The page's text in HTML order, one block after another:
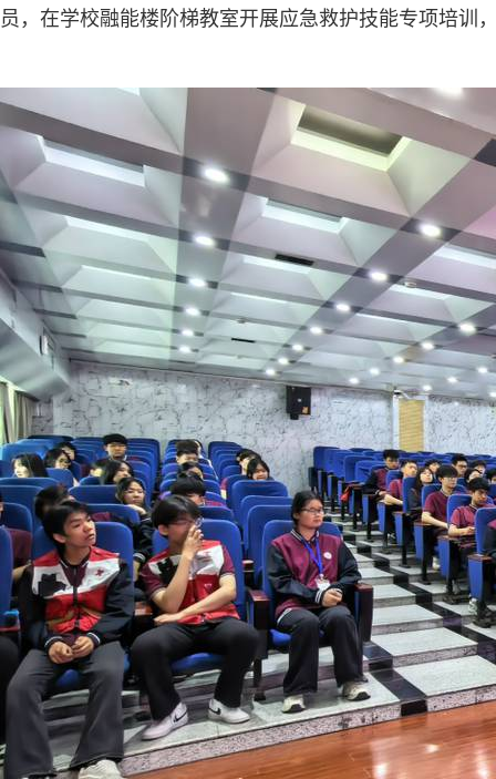
员，在学校融能楼阶梯教室开展应急救护技能专项培训